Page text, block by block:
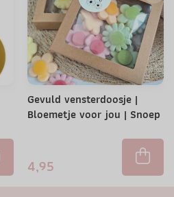
Gevuld vensterdoosje |
Bloemetje voor jou | Snoep
4,95